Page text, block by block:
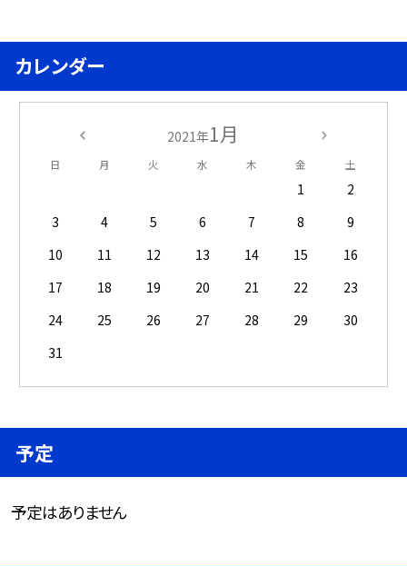
カレンダー
2021年1月
日 月 火 水 木 金 土
1
2
3
4 5 6 7 8
9
10
11 12 13 14 15
16
17
18 19 20 21 22
23
24
25 26 27 28 29
30
31
予定
予定はありません